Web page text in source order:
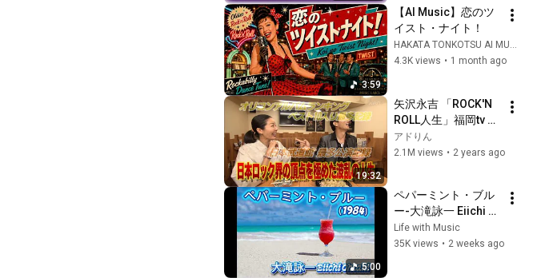
3:59
【AI Music】恋のツ
イスト・ナイト！
HAKATA TONKOTSU AI MUSIC チャンネル
4.3K views • 1 month ago
19:32
矢沢永吉 「ROCK'N
ROLL人生」福岡tv
KBCドーォモ出演！
アドりん
2.1M views • 2 years ago
5:00
ペパーミント・ブル
ー-大滝詠一 Eiichi
Ohtaki
Life with Music
35K views • 2 weeks ago